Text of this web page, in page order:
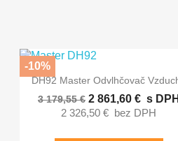
Rýchly náhľad
DH92 Master Odvlhčovač
3 179,55 € 2 861,60 € s DPH
2 326,50 € bez DPH
-10%